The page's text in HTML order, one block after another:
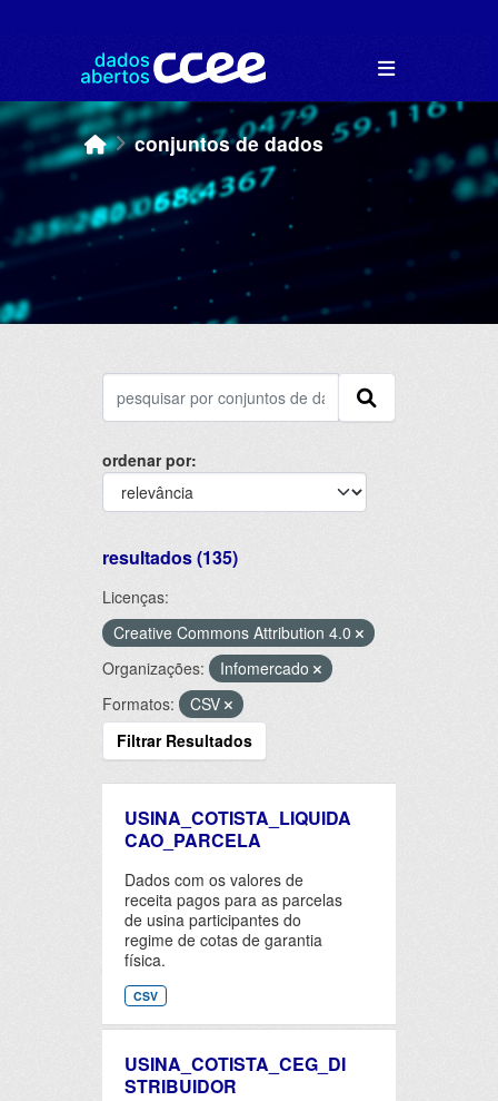
conjuntos de dados
ordenar por
resultados (135)
Licenças:
Creative Commons Attribution 4.0
Organizações:
Infomercado
Formatos:
CSV
Filtrar Resultados
USINA_COTISTA_LIQUIDA
CAO_PARCELA
Dados com os valores de
receita pagos para as parcelas
de usina participantes do
regime de cotas de garantia
física.
CSV
USINA_COTISTA_CEG_DI
STRIBUIDOR